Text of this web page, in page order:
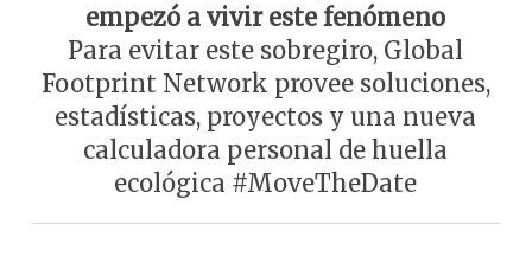
empezó a vivir este fenómeno
Para evitar este sobregiro, Global
Footprint Network provee soluciones,
estadísticas, proyectos y una nueva
calculadora personal de huella
ecológica #MoveTheDate